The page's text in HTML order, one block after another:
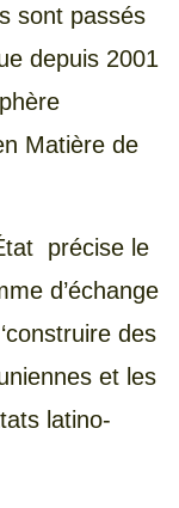
sont passés
depuis 2001
Matière de
précise le
d’échange
des
et les
latino-